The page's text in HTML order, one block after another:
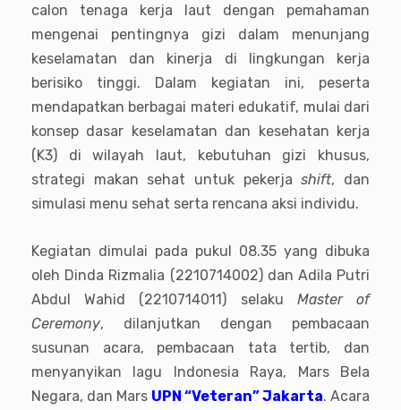
calon tenaga kerja laut dengan pemahaman
mengenai pentingnya gizi dalam menunjang
keselamatan dan kinerja di lingkungan kerja
berisiko tinggi. Dalam kegiatan ini, peserta
mendapatkan berbagai materi edukatif, mulai dari
konsep dasar keselamatan dan kesehatan kerja
(K3) di wilayah laut, kebutuhan gizi khusus,
strategi makan sehat untuk pekerjashift, dan
simulasi menu sehat serta rencana aksi individu.
Kegiatan dimulai pada pukul 08.35 yang dibuka
oleh Dinda Rizmalia (2210714002) dan Adila Putri
Abdul Wahid (2210714011) selaku Master of
Ceremony, dilanjutkan dengan pembacaan
susunan acara, pembacaan tata tertib, dan
menyanyikan lagu Indonesia Raya, Mars Bela
Negara, dan Mars UPN “Veteran” Jakarta. Acara